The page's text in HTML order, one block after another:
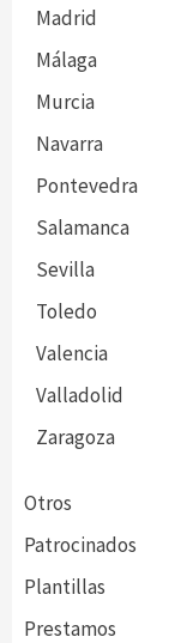
Madrid
Málaga
Murcia
Navarra
Pontevedra
Salamanca
Sevilla
Toledo
Valencia
Valladolid
Zaragoza
Otros
Patrocinados
Plantillas
Prestamos